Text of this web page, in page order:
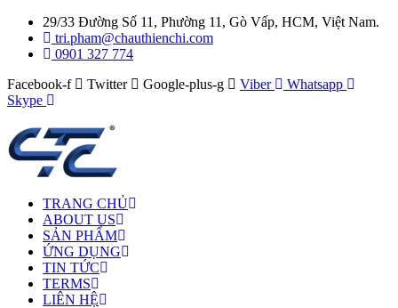
29/33 Đường Số 11, Phường 11, Gò Vấp, HCM, Việt Nam.
tri.pham@chauthienchi.com
0901 327 774
Facebook-f
Twitter Google-plus-g Viber
Whatsapp
Skype
TRANG CHỦ
ABOUT US
SẢN PHẨM
ỨNG DỤNG
TIN TỨC
TERMS
LIÊN HỆ